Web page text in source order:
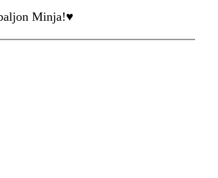
Minja!♥